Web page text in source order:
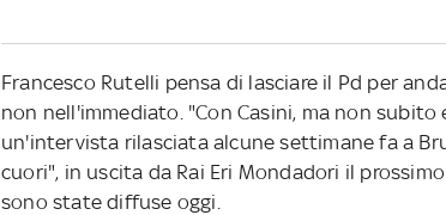
Francesco Rutelli pensa di lasciare il Pd per
non nell'immediato. "Con Casini, ma non
un'intervista rilasciata alcune settimane fa a
cuori", in uscita da Rai Eri Mondadori il
sono state diffuse oggi.